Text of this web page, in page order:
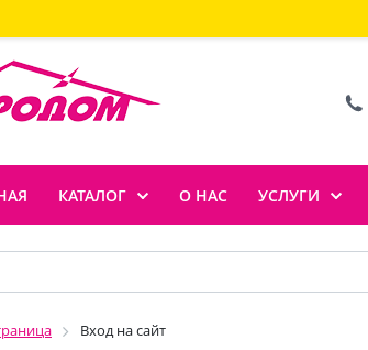
КАТАЛОГ О НАС УСЛУГИ
Вход на сайт